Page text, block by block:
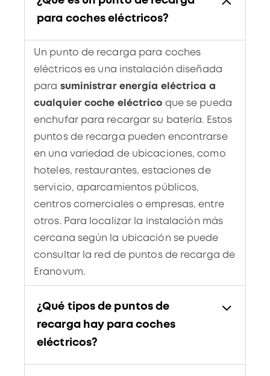
:
para coches eléctricos?
Un punto de recarga para coches
eléctricos es una instalación diseñada
para suministrar energía eléctrica a
cualquier coche eléctrico que se pueda
enchufar para recargar su batería. Estos
puntos de recarga pueden encontrarse
en una variedad de ubicaciones, como
hoteles, restaurantes, estaciones de
servicio, aparcamientos públicos,
centros comerciales o empresas, entre
otros. Para localizar la instalación más
cercana según la ubicación se puede
consultar la red de puntos de recarga de
Eranovum.
¿Qué tipos de puntos de
recarga hay para coches
eléctricos?